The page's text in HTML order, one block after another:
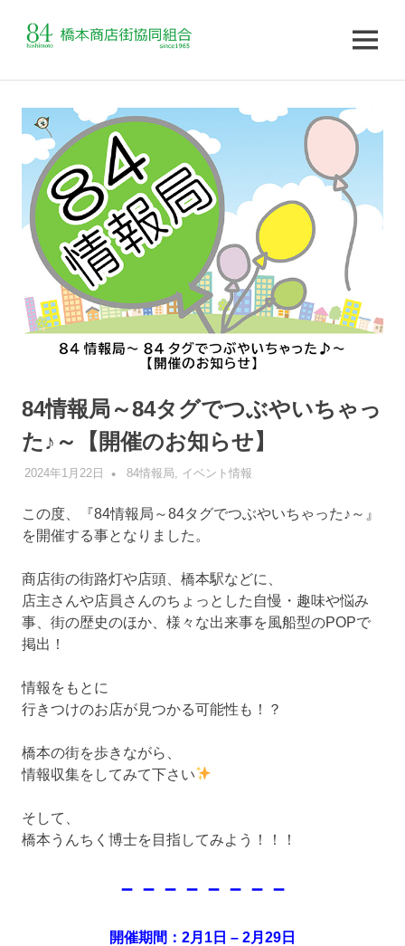
MENU
84情報局～84タグでつぶやいちゃっ
た♪～【開催のお知らせ】
2024年1月22日 管理者
84情報局 イベント情報
この度、『84情報局～84タグでつぶやいちゃった♪～』
を開催する事となりました。
商店街の街路灯や店頭、橋本駅などに、
店主さんや店員さんのちょっとした自慢・趣味や悩み
事、街の歴史のほか、様々な出来事を風船型のPOPで
掲出！
情報をもとに
行きつけのお店が見つかる可能性も！？
橋本の街を歩きながら、
情報収集をしてみて下さい
そして、
橋本うんちく博士を目指してみよう！！！
－－－－－－－－
開催期間：2月1日 – 2月29日